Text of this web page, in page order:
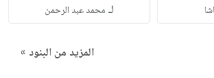
لـ محمد عبد الرحمن
المزيد من البنود »